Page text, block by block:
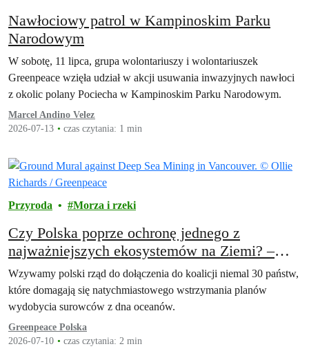
Nawłociowy patrol w Kampinoskim Parku
Narodowym
W sobotę, 11 lipca, grupa wolontariuszy i wolontariuszek
Greenpeace wzięła udział w akcji usuwania inwazyjnych nawłoci
z okolic polany Pociecha w Kampinoskim Parku Narodowym.
Marcel Andino Velez
2026-07-13
czas czytania: 1 min
Przyroda Morza i rzeki
Czy Polska poprze ochronę jednego z
najważniejszych ekosystemów na Ziemi? –
apelujemy do Ministry Klimatu
Wzywamy polski rząd do dołączenia do koalicji niemal 30 państw,
które domagają się natychmiastowego wstrzymania planów
wydobycia surowców z dna oceanów.
Greenpeace Polska
2026-07-10
czas czytania: 2 min